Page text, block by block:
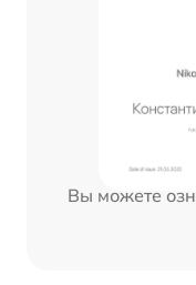
Вы можете